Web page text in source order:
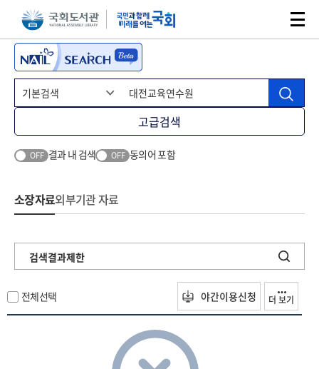
본문 바로가기주메뉴 바로가기
고급검색
OFF 결과 내 검색 OFF 동의어 포함
소장자료외부기관 자료
검색결과제한
전체선택 야간이용신청 더 보기